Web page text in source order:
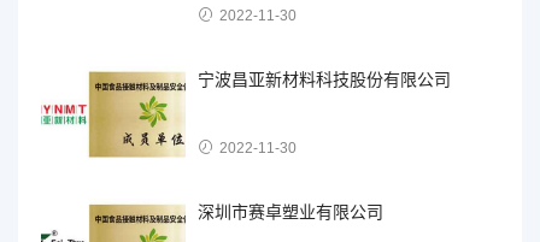
2022-11-30
宁波昌亚新材料科技股份有限公司
2022-11-30
深圳市赛卓塑业有限公司